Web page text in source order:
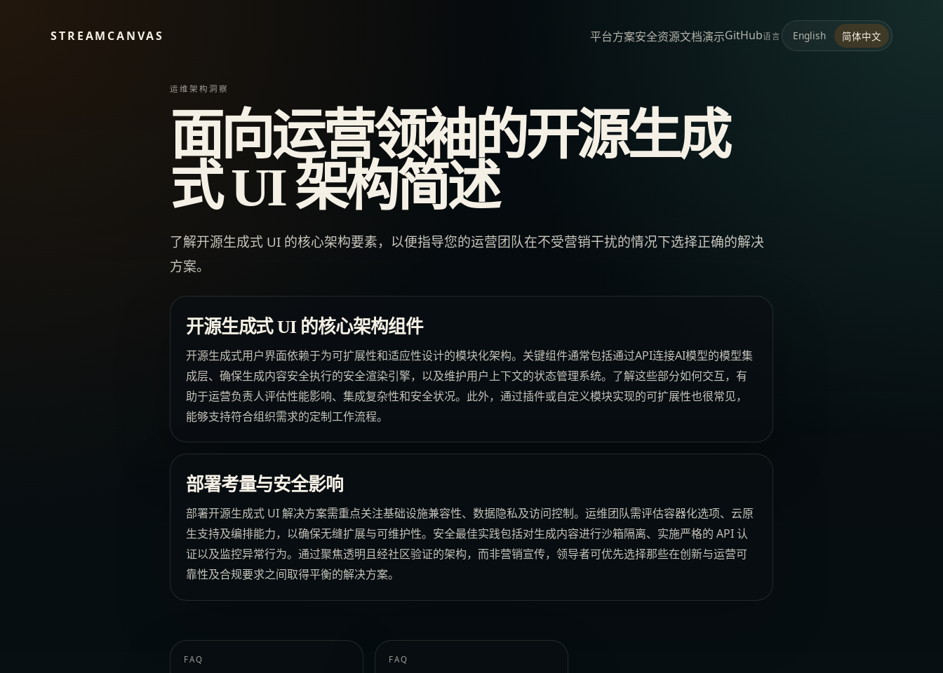
STREAMCANVAS 平台方案安全资源文档演示GitHub语言 English 简体中文
运维架构洞察
面向运营领袖的开源生成
式 UI 架构简述
了解开源生成式 UI 的核心架构要素，以便指导您的运营团队在不受营销干扰的情况下选择正确的解决
方案。
开源生成式 UI 的核心架构组件
开源生成式用户界面依赖于为可扩展性和适应性设计的模块化架构。关键组件通常包括通过API连接AI模型的模型集
成层、确保生成内容安全执行的安全渲染引擎，以及维护用户上下文的状态管理系统。了解这些部分如何交互，有
助于运营负责人评估性能影响、集成复杂性和安全状况。此外，通过插件或自定义模块实现的可扩展性也很常见，
能够支持符合组织需求的定制工作流程。
部署考量与安全影响
部署开源生成式 UI 解决方案需重点关注基础设施兼容性、数据隐私及访问控制。运维团队需评估容器化选项、云原
生支持及编排能力，以确保无缝扩展与可维护性。安全最佳实践包括对生成内容进行沙箱隔离、实施严格的 API 认
证以及监控异常行为。通过聚焦透明且经社区验证的架构，而非营销宣传，领导者可优先选择那些在创新与运营可
靠性及合规要求之间取得平衡的解决方案。
FAQ FAQ